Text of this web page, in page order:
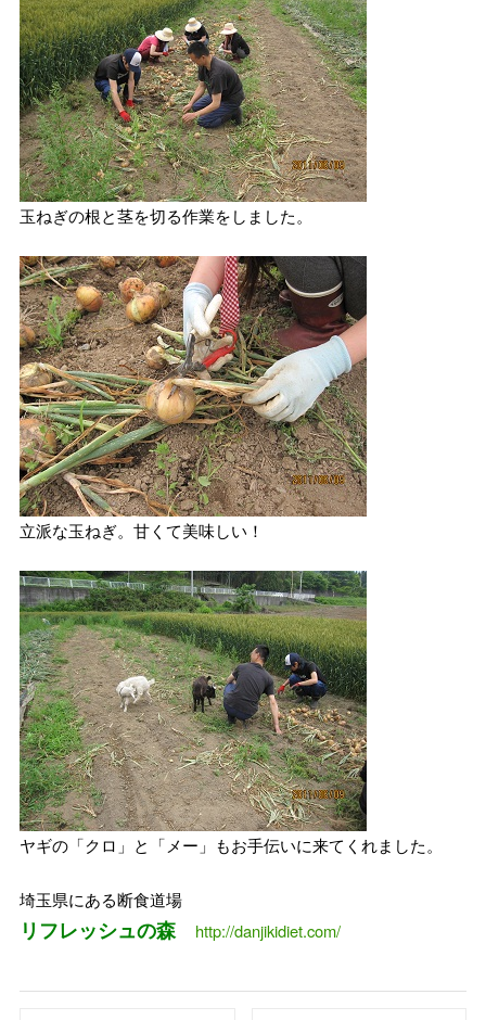
玉ねぎの根と茎を切る作業をしました。
立派な玉ねぎ。甘くて美味しい！
ヤギの「クロ」と「メー」もお手伝いに来てくれました。
埼玉県にある断食道場
リフレッシュの森 http://danjikidiet.com/